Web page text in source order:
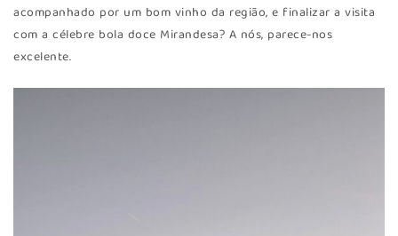
acompanhado por um bom vinho da região, e finalizar a visita
com a célebre bola doce Mirandesa? A nós, parece-nos
excelente.